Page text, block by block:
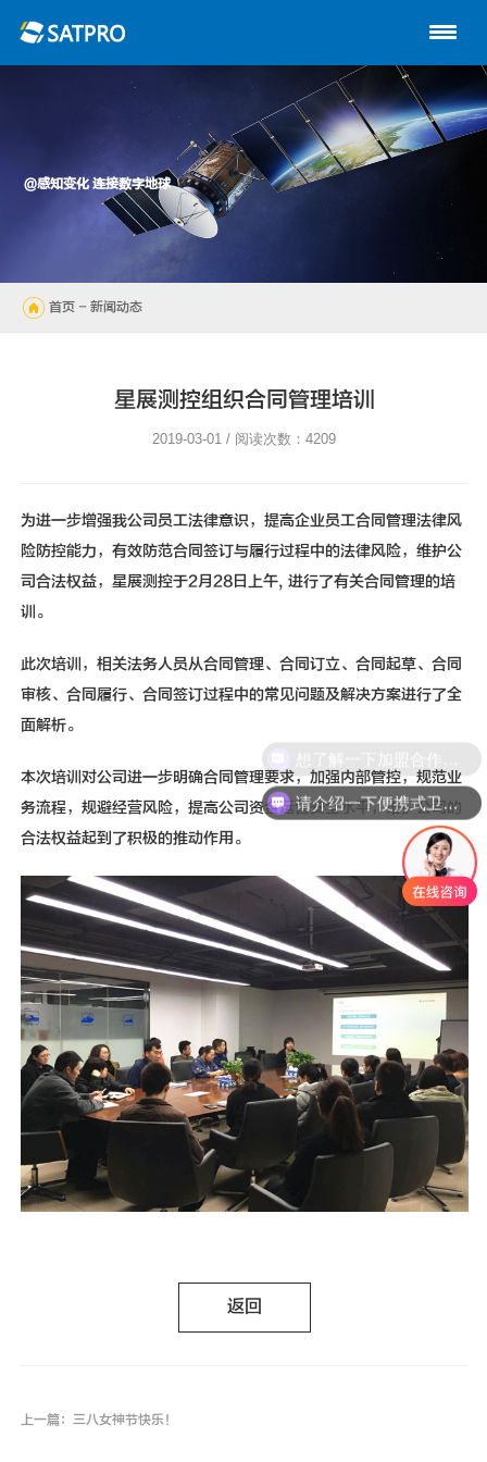
关于星展
动中通系列
联系我们
@感知变化 连接数字地球
首页 - 新闻动态
星展测控组织合同管理培训
2019-03-01 / 阅读次数：4209
为进一步增强我公司员工法律意识，提高企业员工合同管理法律风
险防控能力，有效防范合同签订与履行过程中的法律风险，维护公
司合法权益，星展测控于2月28日上午, 进行了有关合同管理的培
训。
此次培训，相关法务人员从合同管理、合同订立、合同起草、合同
审核、合同履行、合同签订过程中的常见问题及解决方案进行了全
面解析。
本次培训对公司进一步明确合同管理要求，加强内部管控，规范业
务流程，规避经营风险，提高公司资金运营安全水平，维护公司的
合法权益起到了积极的推动作用。
返回
上一篇：三八女神节快乐！
请介绍一下便携式卫星通信设备